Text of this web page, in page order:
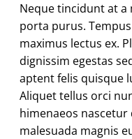
Neque tincidunt at
porta purus.
maximus lectus ex.
dignissim egestas
aptent felis quisque
Aliquet tellus orci
himenaeos
malesuada magnis